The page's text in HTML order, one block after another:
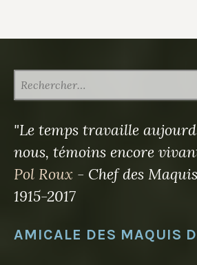
"Le temps travaille
nous, témoins encore
Pol Roux - Chef des
1915-2017
AMICALE DES MAQUIS